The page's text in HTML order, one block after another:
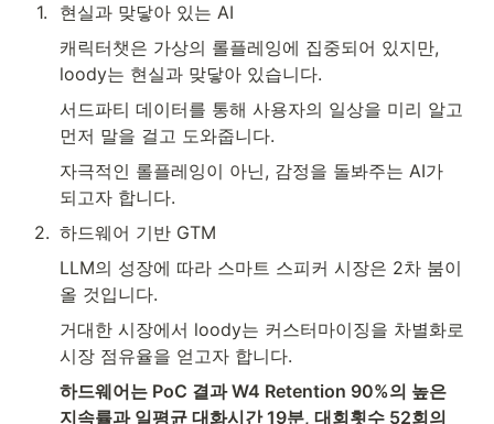
1.
현실과 맞닿아 있는 AI
캐릭터챗은 가상의 롤플레잉에 집중되어 있지만,
loody는 현실과 맞닿아 있습니다.
서드파티 데이터를 통해 사용자의 일상을 미리 알고
먼저 말을 걸고 도와줍니다.
자극적인 롤플레잉이 아닌, 감정을 돌봐주는 AI가
되고자 합니다.
2. 하드웨어 기반 GTM
LLM의 성장에 따라 스마트 스피커 시장은 2차 붐이
올 것입니다.
거대한 시장에서 loody는 커스터마이징을 차별화로
시장 점유율을 얻고자 합니다.
하드웨어는 PoC 결과 W4 Retention 90%의 높은
지속률과 일평균 대화시간 19분, 대회횟수 52회의